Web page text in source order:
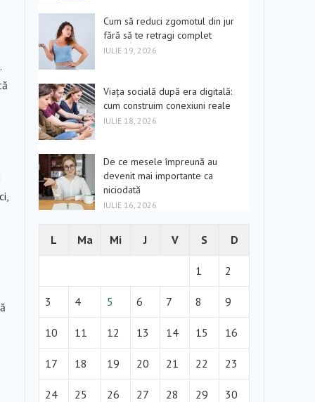
Cum să reduci zgomotul din jur
fără să te retragi complet
IULIE 19, 2026
Viața socială după era digitală:
cum construim conexiuni reale
IULIE 18, 2026
De ce mesele împreună au
devenit mai importante ca
niciodată
IULIE 16, 2026
L Ma Mi J V S D
1 2
3 4 5 6 7 8 9
10 11 12 13 14 15 16
17 18 19 20 21 22 23
24 25 26 27 28 29 30